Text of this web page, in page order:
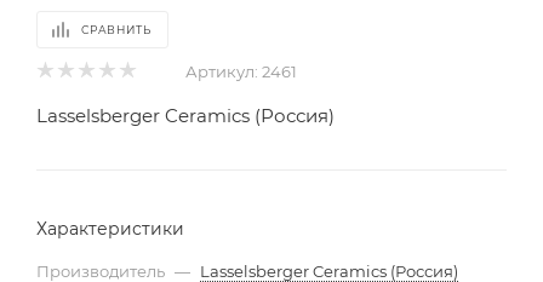
СРАВНИТЬ
Артикул: 2461
Lasselsberger Ceramics (Россия)
Характеристики
Производитель — Lasselsberger Ceramics (Россия)